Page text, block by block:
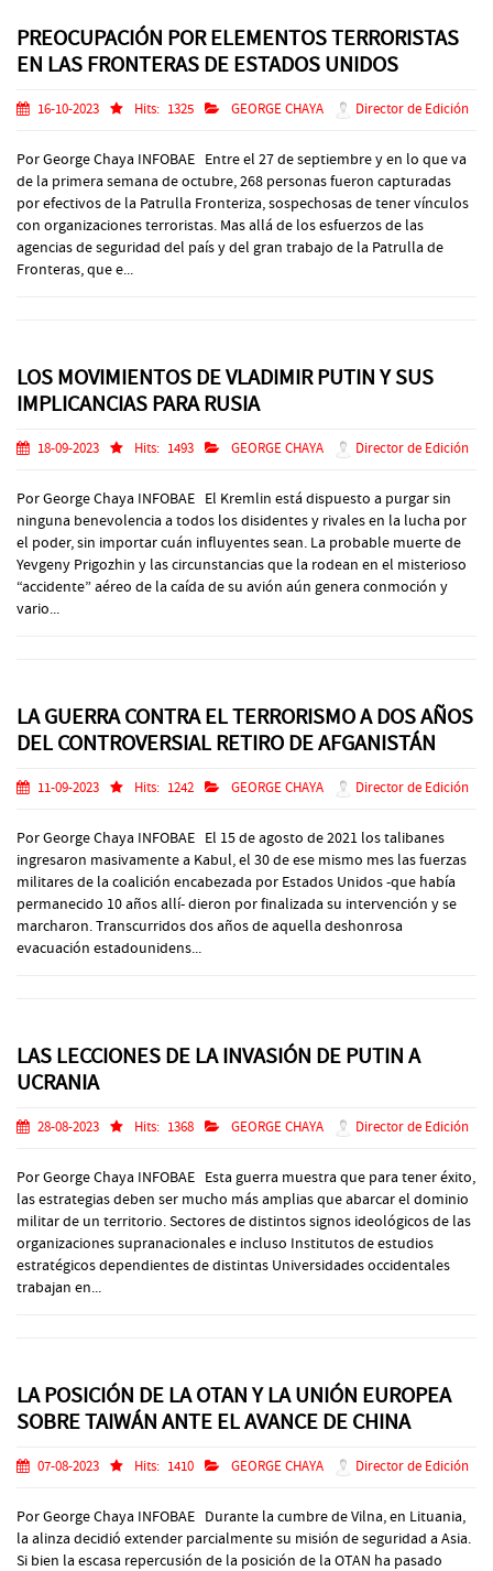
PREOCUPACIÓN POR ELEMENTOS TERRORISTAS
EN LAS FRONTERAS DE ESTADOS UNIDOS
16-10-2023 Hits: 1325 GEORGE CHAYA Director de Edición
Por George Chaya INFOBAE Entre el 27 de septiembre y en lo que va
de la primera semana de octubre, 268 personas fueron capturadas
por efectivos de la Patrulla Fronteriza, sospechosas de tener vínculos
con organizaciones terroristas. Mas allá de los esfuerzos de las
agencias de seguridad del país y del gran trabajo de la Patrulla de
Fronteras, que e...
LOS MOVIMIENTOS DE VLADIMIR PUTIN Y SUS
IMPLICANCIAS PARA RUSIA
18-09-2023 Hits: 1493 GEORGE CHAYA Director de Edición
Por George Chaya INFOBAE El Kremlin está dispuesto a purgar sin
ninguna benevolencia a todos los disidentes y rivales en la lucha por
el poder, sin importar cuán influyentes sean. La probable muerte de
Yevgeny Prigozhin y las circunstancias que la rodean en el misterioso
“accidente” aéreo de la caída de su avión aún genera conmoción y
vario...
LA GUERRA CONTRA EL TERRORISMO A DOS AÑOS
DEL CONTROVERSIAL RETIRO DE AFGANISTÁN
11-09-2023 Hits: 1242 GEORGE CHAYA Director de Edición
Por George Chaya INFOBAE El 15 de agosto de 2021 los talibanes
ingresaron masivamente a Kabul, el 30 de ese mismo mes las fuerzas
militares de la coalición encabezada por Estados Unidos -que había
permanecido 10 años allí- dieron por finalizada su intervención y se
marcharon. Transcurridos dos años de aquella deshonrosa
evacuación estadounidens...
LAS LECCIONES DE LA INVASIÓN DE PUTIN A
UCRANIA
28-08-2023 Hits: 1368 GEORGE CHAYA Director de Edición
Por George Chaya INFOBAE Esta guerra muestra que para tener éxito,
las estrategias deben ser mucho más amplias que abarcar el dominio
militar de un territorio. Sectores de distintos signos ideológicos de las
organizaciones supranacionales e incluso Institutos de estudios
estratégicos dependientes de distintas Universidades occidentales
trabajan en...
LA POSICIÓN DE LA OTAN Y LA UNIÓN EUROPEA
SOBRE TAIWÁN ANTE EL AVANCE DE CHINA
07-08-2023 Hits: 1410 GEORGE CHAYA Director de Edición
Por George Chaya INFOBAE Durante la cumbre de Vilna, en Lituania,
la alinza decidió extender parcialmente su misión de seguridad a Asia.
Si bien la escasa repercusión de la posición de la OTAN ha pasado